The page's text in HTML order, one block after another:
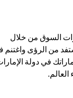
السوق من خلال
من الرؤى
في دولة
العالم.